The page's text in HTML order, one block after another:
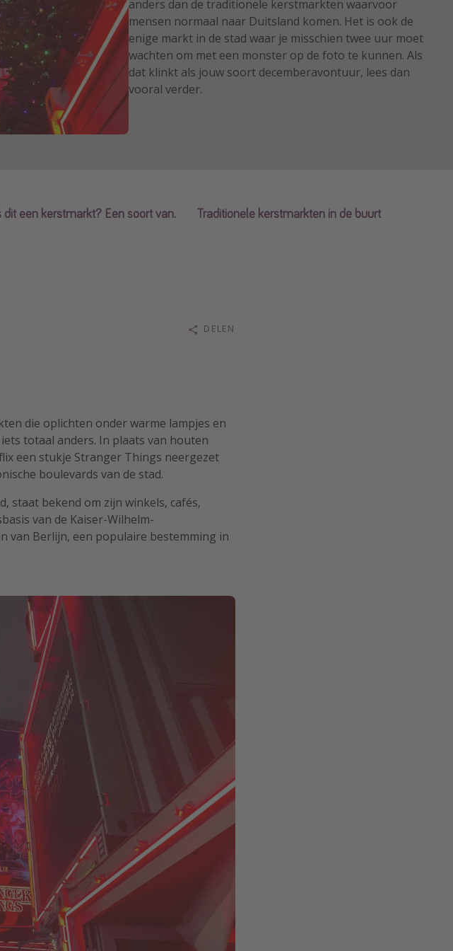
anders dan de traditionele kerstmarkten waarvoor
mensen normaal naar Duitsland komen. Het is ook de
enige markt in de stad waar je misschien twee uur moet
wachten om met een monster op de foto te kunnen. Als
dat klinkt als jouw soort decemberavontuur, lees dan
vooral verder.
dit een kerstmarkt? Een soort van.
Traditionele kerstmarkten in de buurt
DELEN
die oplichten onder warme lampjes en
totaal anders. In plaats van houten
een stukje Stranger Things neergezet
boulevards van de stad.
staat bekend om zijn winkels, cafés,
van de Kaiser-Wilhelm-
van Berlijn, een populaire bestemming in